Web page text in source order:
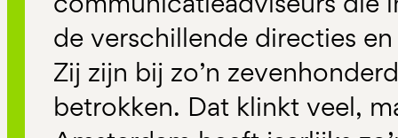
de verschillende directies
Zij zijn bij zo’n
betrokken. Dat klinkt veel,